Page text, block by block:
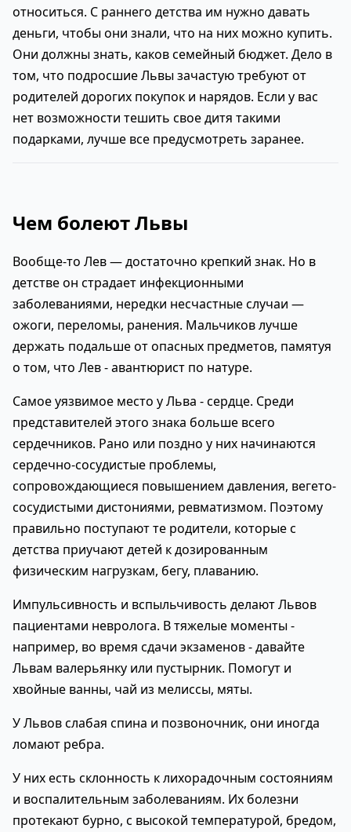
относиться. С раннего детства им нужно давать
деньги, чтобы они знали, что на них можно купить.
Они должны знать, каков семейный бюджет. Дело в
том, что подросшие Львы зачастую требуют от
родителей дорогих покупок и нарядов. Если у вас
нет возможности тешить свое дитя такими
подарками, лучше все предусмотреть заранее.
Чем болеют Львы
Вообще-то Лев — достаточно крепкий знак. Но в
детстве он страдает инфекционными
заболеваниями, нередки несчастные случаи —
ожоги, переломы, ранения. Мальчиков лучше
держать подальше от опасных предметов, памятуя
о том, что Лев - авантюрист по натуре.
Самое уязвимое место у Льва - сердце. Среди
представителей этого знака больше всего
сердечников. Рано или поздно у них начинаются
сердечно-сосудистые проблемы,
сопровождающиеся повышением давления, вегето-
сосудистыми дистониями, ревматизмом. Поэтому
правильно поступают те родители, которые с
детства приучают детей к дозированным
физическим нагрузкам, бегу, плаванию.
Импульсивность и вспыльчивость делают Львов
пациентами невролога. В тяжелые моменты -
например, во время сдачи экзаменов - давайте
Львам валерьянку или пустырник. Помогут и
хвойные ванны, чай из мелиссы, мяты.
У Львов слабая спина и позвоночник, они иногда
ломают ребра.
У них есть склонность к лихорадочным состояниям
и воспалительным заболеваниям. Их болезни
протекают бурно, с высокой температурой, бредом,